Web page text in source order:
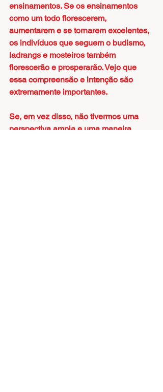
ensinamentos. Se os ensinamentos
como um todo florescerem,
aumentarem e se tornarem excelentes,
os indivíduos que seguem o budismo,
ladrangs e mosteiros também
florescerão e prosperarão. Vejo que
essa compreensão e intenção são
extremamente importantes.
Se, em vez disso, não tivermos uma
perspectiva ampla e uma maneira